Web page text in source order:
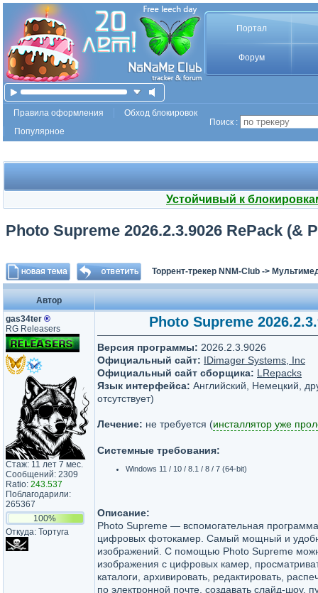
Портал
Форум
Правила оформления
Обход блокировок
Популярное
Поиск :
Устойчивый к
Photo Supreme 2026.2.3.9026 RePack (&
Торрент-трекер NNM-Club ->
Автор
gas34ter ®
RG Releasers
Стаж: 11 лет 7 мес.
Сообщений: 2309
Ratio: 243.537
Поблагодарили:
265367
100%
Откуда: Тортуга
Photo Supreme
Версия программы: 2026.2.3.9026
Официальный сайт: IDimager Systems, Inc
Официальный сайт сборщика: LRepacks
Язык интерфейса: Английский, Немецкий,
отсутствует)
Лечение: не требуется (инсталлятор уже
Системные требования:
Windows 11 / 10 / 8.1 / 8 / 7 (64-bit)
Описание:
Photo Supreme — вспомогательная
цифровых фотокамер. Самый мощный и
изображений. С помощью Photo Supreme
изображения с цифровых камер,
каталоги, архивировать, редактировать,
по электронной почте, создавать слайд-шоу,